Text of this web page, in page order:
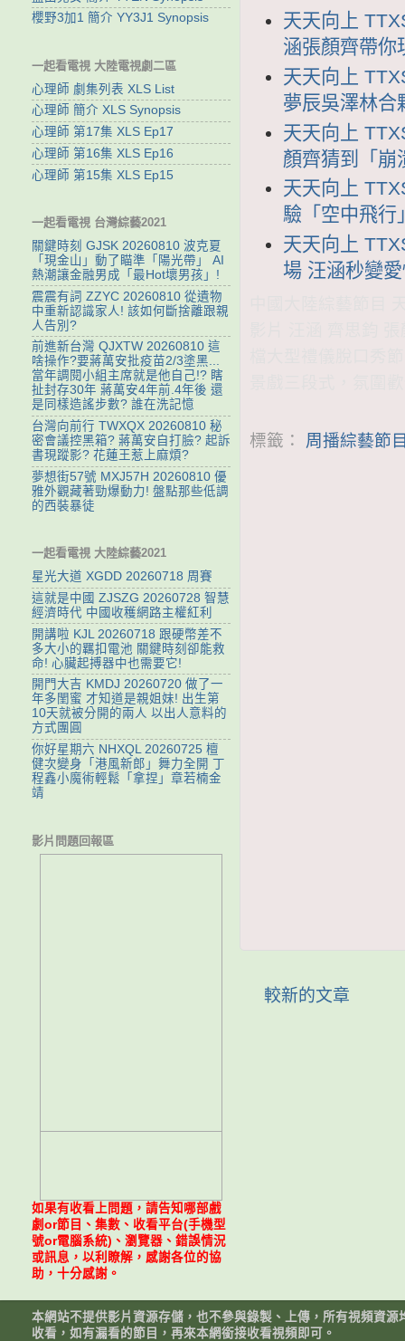
天天向上
涵張顏齊帶你
天天向上
夢辰吳澤林合
天天向上
顏齊猜到「崩
天天向上
驗「空中飛行
天天向上
場 汪涵秒變
標籤： 周播綜藝節
較新的文章
櫻野3加1 簡介 YY3J1 Synopsis
一起看電視 大陸電視劇二區
心理師 劇集列表 XLS List
心理師 簡介 XLS Synopsis
心理師 第17集 XLS Ep17
心理師 第16集 XLS Ep16
心理師 第15集 XLS Ep15
一起看電視 台灣綜藝2021
關鍵時刻 GJSK 20260810 波克夏
「現金山」動了瞄準「陽光帶」 AI
熱潮讓金融男成「最Hot壞男孩」!
震震有詞 ZZYC 20260810 從遺物
中重新認識家人! 該如何斷捨離跟親
人告別?
前進新台灣 QJXTW 20260810 這
啥操作?要蔣萬安批疫苗2/3塗黑...
當年調閱小組主席就是他自己!? 瞎
扯封存30年 蔣萬安4年前.4年後 還
是同樣造謠步數? 誰在洗記憶
台灣向前行 TWXQX 20260810 秘
密會議控黑箱? 蔣萬安自打臉? 起訴
書現蹤影? 花蓮王惹上麻煩?
夢想街57號 MXJ57H 20260810 優
雅外觀藏著勁爆動力! 盤點那些低調
的西裝暴徒
一起看電視 大陸綜藝2021
星光大道 XGDD 20260718 周賽
這就是中國 ZJSZG 20260728 智慧
經濟時代 中國收穫網路主權紅利
開講啦 KJL 20260718 跟硬幣差不
多大小的羈扣電池 關鍵時刻卻能救
命! 心臟起搏器中也需要它!
開門大吉 KMDJ 20260720 做了一
年多閨蜜 才知道是親姐妹! 出生第
10天就被分開的兩人 以出人意料的
方式團圓
你好星期六 NHXQL 20260725 檀
健次變身「港風新郎」舞力全開 丁
程鑫小魔術輕鬆「拿捏」章若楠金
靖
影片問題回報區
如果有收看上問題，請告知哪部戲
劇or節目、集數、收看平台(手機型
號or電腦系統)、瀏覽器、錯誤情況
或訊息，以利瞭解，感謝各位的協
助，十分感謝。
本網站不提供影片資源存儲，也不參與錄製、上傳，所有視頻資
收看，如有漏看的節目，再來本網銜接收看視頻即可。